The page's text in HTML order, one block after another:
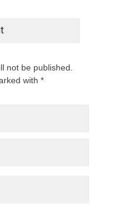
not be published.
with *